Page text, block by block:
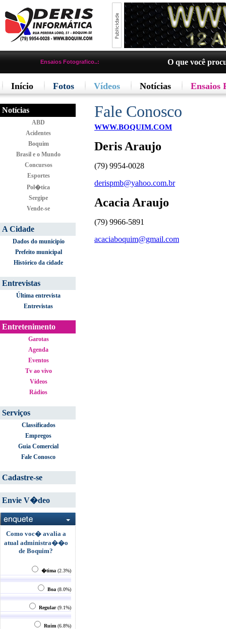
Ensaios Fotografico..: O que você
Início Fotos Vídeos Notícias Ensaios
Notícias
ABD
Acidentes
Boquim
Brasil e o Mundo
Concursos
Esportes
Pol�tica
Sergipe
Vende-se
A Cidade
Dados do municipio
Prefeito municipal
Histórico da cidade
Entrevistas
Última entrevista
Entrevistas
Entretenimento
Garotas
Agenda
Eventos
Tv ao vivo
Vídeos
Rádios
Serviços
Classificados
Empregos
Guia Comercial
Fale Conosco
Cadastre-se
Envie V�deo
Como voc� avalia a
atual administra��o
de Boquim?
�tima (2.3%)
Boa (8.0%)
Regular(9.1%)
Ruim (6.8%)
Fale Conosco
WWW.BOQUIM.COM
Deris Araujo
(79) 9954-0028
derispmb@yahoo.com.br
Acacia Araujo
(79) 9966-5891
acaciaboquim@gmail.com